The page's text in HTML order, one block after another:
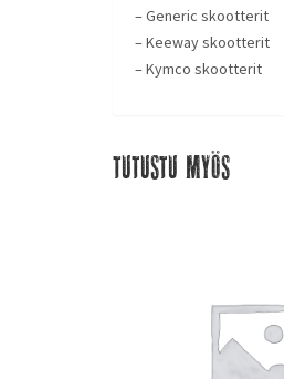
– Generic skootterit
– Keeway skootterit
– Kymco skootterit
Tutustu myös